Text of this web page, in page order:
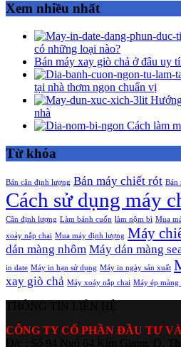
Xem nhiều nhất
có những loại nào?
Bán máy xay giò chả ở đâu uy
tại nhà thơm ngon chuẩn vị
nhà
Cách làm
Từ khóa
Bán cân định lượng Bán máy chiết rót Bán
Cách sử dụng máy
Cân định lượng Làm bánh cuốn làm nộm bì Mua
xoáy nắp chai Mua máy định lượng Máy
dán màng nhôm Máy dán màng
in date Máy in hạn sử dụng Máy in ngày sản xuất
xay giò chả Máy xoáy nắp chai Máy ép màng
CÔNG TY CỔ PHẦN ĐẦU TƯ